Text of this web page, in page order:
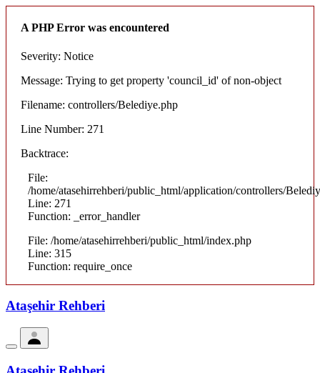
A PHP Error was encountered
Severity: Notice
Message: Trying to get property 'council_id' of non-object
Filename: controllers/Belediye.php
Line Number: 271
Backtrace:
File:
/home/atasehirrehberi/public_html/application/controllers/
Line: 271
Function: _error_handler
File: /home/atasehirrehberi/public_html/index.php
Line: 315
Function: require_once
Ataşehir Rehberi